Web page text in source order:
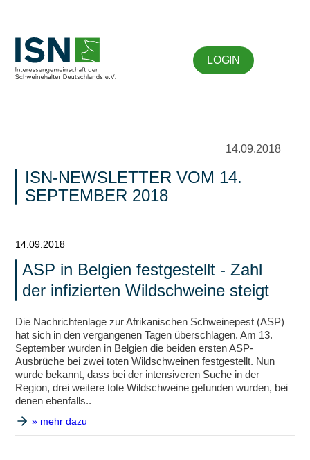
LOGIN
14.09.2018
ISN-NEWSLETTER VOM 14.
SEPTEMBER 2018
14.09.2018
ASP in Belgien festgestellt - Zahl
der infizierten Wildschweine steigt
Die Nachrichtenlage zur Afrikanischen Schweinepest (ASP)
hat sich in den vergangenen Tagen überschlagen. Am 13.
September wurden in Belgien die beiden ersten ASP-
Ausbrüche bei zwei toten Wildschweinen festgestellt. Nun
wurde bekannt, dass bei der intensiveren Suche in der
Region, drei weitere tote Wildschweine gefunden wurden, bei
denen ebenfalls..
» mehr dazu